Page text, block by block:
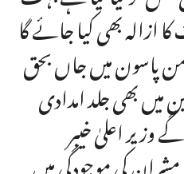
ازالہ بھی کیا جائے گا
پاسون میں جاں بحق
میں بھی جلد امدادی
وزیر اعلیٰ خیبر
مشران کی موجودگی میں